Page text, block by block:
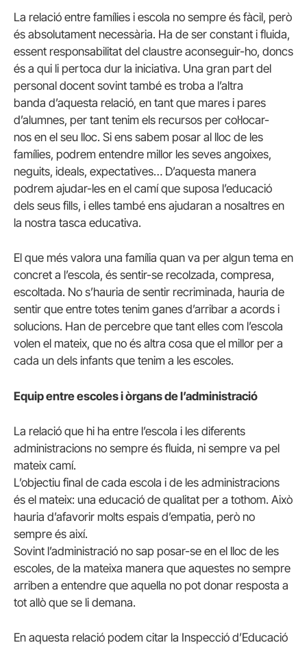
La relació entre famílies i escola no sempre és fàcil, però
és absolutament necessària. Ha de ser constant i fluida,
essent responsabilitat del claustre aconseguir-ho, doncs
és a qui li pertoca dur la iniciativa. Una gran part del
personal docent sovint també es troba a l’altra
banda d’aquesta relació, en tant que mares i pares
d’alumnes, per tant tenim els recursos per col·locar-
nos en el seu lloc. Si ens sabem posar al lloc de les
famílies, podrem entendre millor les seves angoixes,
neguits, ideals, expectatives… D’aquesta manera
podrem ajudar-les en el camí que suposa l’educació
dels seus fills, i elles també ens ajudaran a nosaltres en
la nostra tasca educativa.
El que més valora una família quan va per algun tema en
concret a l’escola, és sentir-se recolzada, compresa,
escoltada. No s’hauria de sentir recriminada, hauria de
sentir que entre totes tenim ganes d’arribar a acords i
solucions. Han de percebre que tant elles com l’escola
volen el mateix, que no és altra cosa que el millor per a
cada un dels infants que tenim a les escoles.
Equip entre escoles i òrgans de l’administració
La relació que hi ha entre l’escola i les diferents
administracions no sempre és fluida, ni sempre va pel
mateix camí.
L’objectiu final de cada escola i de les administracions
és el mateix: una educació de qualitat per a tothom. Això
hauria d’afavorir molts espais d’empatia, però no
sempre és així.
Sovint l’administració no sap posar-se en el lloc de les
escoles, de la mateixa manera que aquestes no sempre
arriben a entendre que aquella no pot donar resposta a
tot allò que se li demana.
En aquesta relació podem citar la Inspecció d’Educació